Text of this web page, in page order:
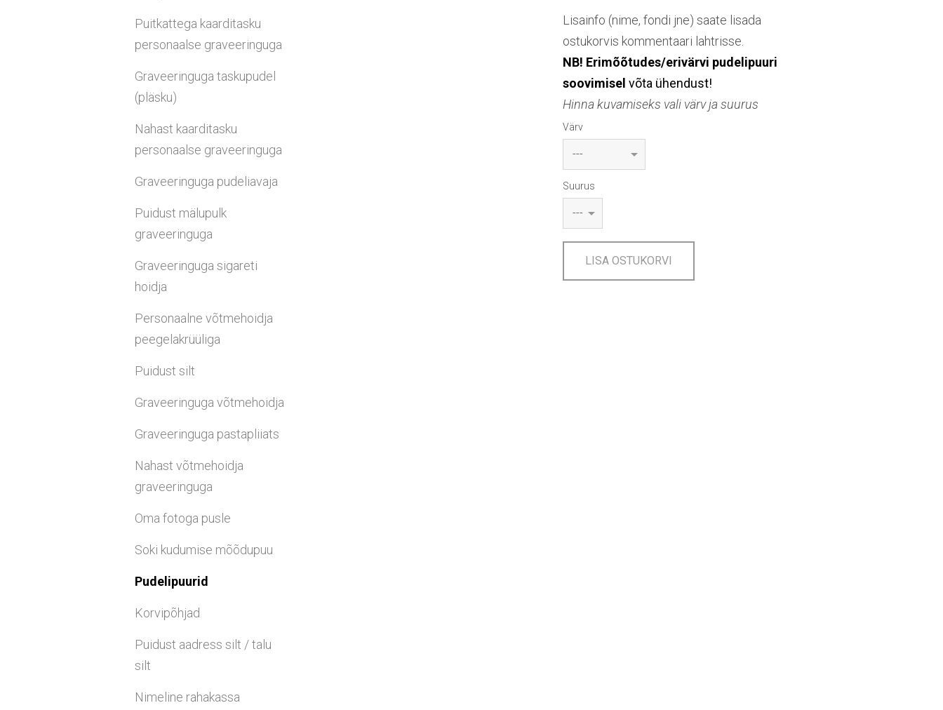
Puitkattega kaarditasku
personaalse graveeringuga
Graveeringuga taskupudel
(pläsku)
Nahast kaarditasku
personaalse graveeringuga
Graveeringuga pudeliavaja
Puidust mälupulk
graveeringuga
Graveeringuga sigareti
hoidja
Personaalne võtmehoidja
peegelakrüüliga
Puidust silt
Graveeringuga võtmehoidja
Graveeringuga pastapliiats
Nahast võtmehoidja
graveeringuga
Oma fotoga pusle
Soki kudumise mõõdupuu
Pudelipuurid
Korvipõhjad
Puidust aadress silt / talu
silt
Nimeline rahakassa
Lisainfo (nime, fondi jne) saate lisada
ostukorvis kommentaari lahtrisse.
NB! Erimõõtudes/erivärvi pudelipuuri
soovimisel võta ühendust!
Hinna kuvamiseks vali värv ja suurus
Värv
Suurus
LISA OSTUKORVI